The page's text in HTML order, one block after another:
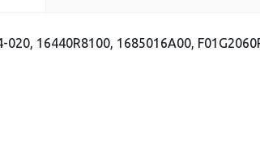
020, 16440R8100, 1685016A00,